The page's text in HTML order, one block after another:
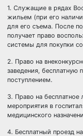
1. Служащие в рядах
жильем (при его
для его съема. После
получает право
системы для покупки
2. Право на
заведения, бесплатную
поступлением.
3. Право на бесплатное
мероприятия в
медицинского
4. Бесплатный проезд